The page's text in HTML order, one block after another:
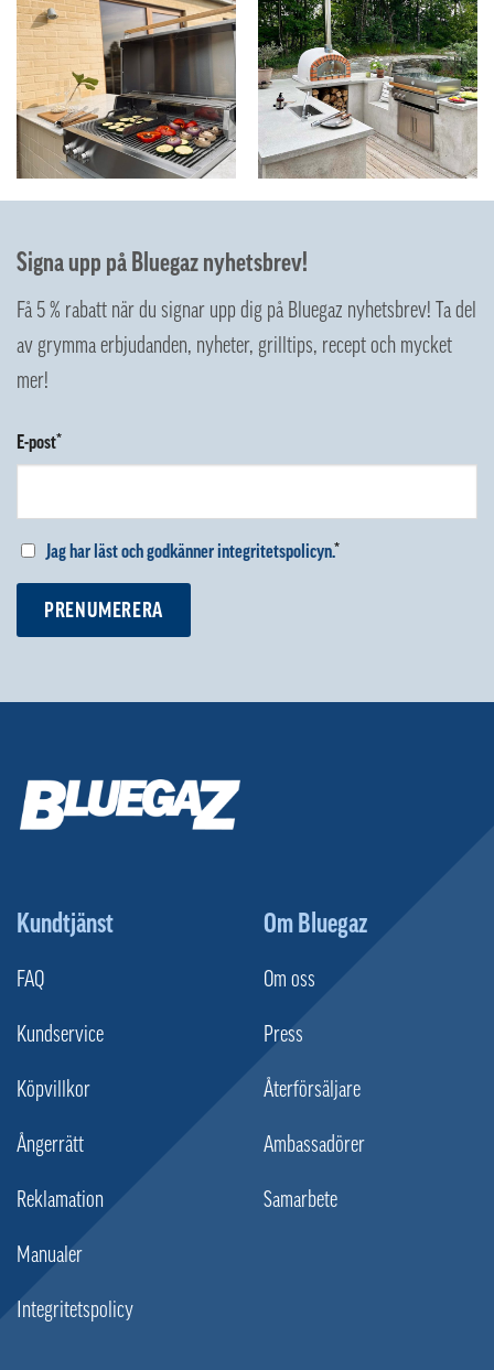
Signa upp på Bluegaz nyhetsbrev!
Få 5 % rabatt när du signar upp dig på Bluegaz nyhetsbrev! Ta del
av grymma erbjudanden, nyheter, grilltips, recept och mycket
mer!
E-post*
Jag har läst och godkänner integritetspolicyn.*
PRENUMERERA
Kundtjänst
FAQ
Kundservice
Köpvillkor
Ångerrätt
Reklamation
Manualer
Integritetspolicy
Om Bluegaz
Om oss
Press
Återförsäljare
Ambassadörer
Samarbete